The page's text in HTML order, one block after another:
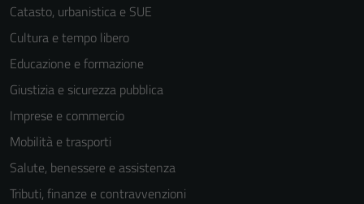
Catasto, urbanistica e SUE
Cultura e tempo libero
Educazione e formazione
Giustizia e sicurezza pubblica
Imprese e commercio
Mobilità e trasporti
Salute, benessere e assistenza
Tributi, finanze e contravvenzioni